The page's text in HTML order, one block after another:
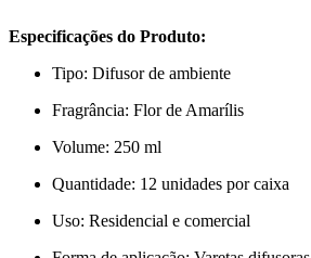
Especificações do Produto:
Tipo: Difusor de ambiente
Fragrância: Flor de Amarílis
Volume: 250 ml
Quantidade: 12 unidades por caixa
Uso: Residencial e comercial